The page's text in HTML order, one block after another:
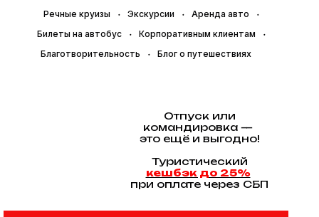
Речные круизы
Экскурсии
Аренда авто
Билеты на автобус
Корпоративным клиентам
Благотворительность
Блог о путешествиях
Отпуск или
командировка —
это ещё и выгодно!
Туристический
кешбэк до 25%
при оплате через СБП